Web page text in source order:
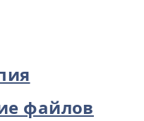
файлов